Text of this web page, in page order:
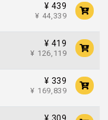
¥ 439
¥ 44,339
¥ 419
¥ 126,119
¥ 339
¥ 169,839
¥ 309